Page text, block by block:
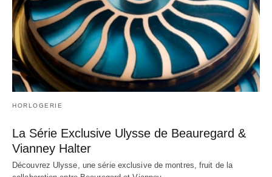
HORLOGERIE
La Série Exclusive Ulysse de Beauregard &
Vianney Halter
Découvrez Ulysse, une série exclusive de montres, fruit de la